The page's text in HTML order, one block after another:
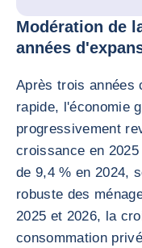
Modération de
années
Après trois années
rapide, l'économie
progressivement
croissance en
de 9,4 % en 2024,
robuste des
2025 et 2026, la
consommation